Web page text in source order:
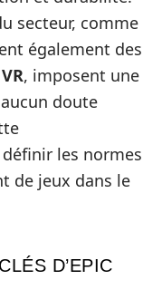
secteur, comme
également des
VR, imposent une
doute
les normes
de jeux dans le
D’EPIC